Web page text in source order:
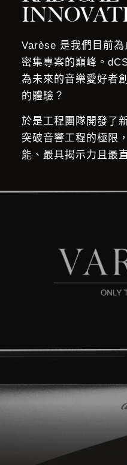
Varèse 是我們目前
密集專案的巔峰。
為未來的音樂愛好者
的體驗？
於是工程團隊開發了
突破音響工程的極限
能、最具揭示力且最